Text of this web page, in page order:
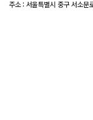
주소 : 서울특별시 중구 서소문